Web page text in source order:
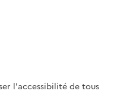
l'accessibilité de tous